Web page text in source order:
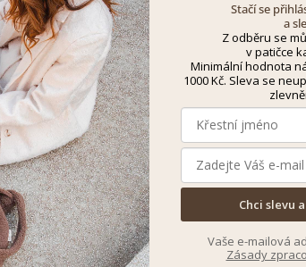
Stačí se
a
Z odběru se
v patičce
Minimální hodnota
1000 Kč. Sleva se
Chci slevu
Vaše e-mailová
Zásady